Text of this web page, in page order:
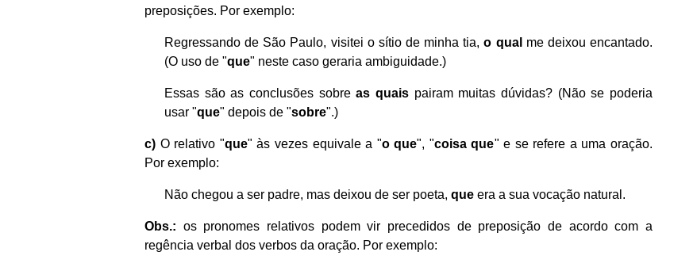
preposições. Por exemplo:
Regressando de São Paulo, visitei o sítio de minha tia,o qual me deixou encantado.
(O uso de "que" neste caso geraria ambiguidade.)
Essas são as conclusões sobreas quais pairam muitas dúvidas? (Não se poderia
usar "que" depois de "sobre".)
c) O relativo "que" às vezes equivale a "o que", "coisa que" e se refere a uma oração.
Por exemplo:
Não chegou a ser padre, mas deixou de ser poeta, que era a sua vocação natural.
Obs.: os pronomes relativos podem vir precedidos de preposição de acordo com a
regência verbal dos verbos da oração. Por exemplo: